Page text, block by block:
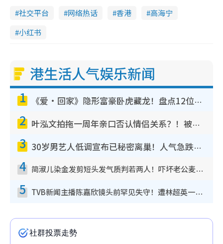
社交平台 网络热话 香港
高海宁
小红书
港生活人气娱乐新闻
1 《爱·回家》隐形富豪卧虎藏龙！盘点12位财气逼人的有钱艺人：这位美女3亿身家不愁做
2 叶泓文拍拖一周年亲口否认情侣关系？！被质疑感情造假竟称GM“普通同事”
3 30岁男艺人低调宣布已秘密离巢！人气急跌变失踪人口：“这几年过得并不容易”
4 简淑儿染金发剪短头发气质判若两人！吓坏老公麦大力都认不出：“你做什么？”
5 TVB新闻主播陈嘉欣镜头前罕见失守！遭林超英一句话突袭吓坏当场大笑